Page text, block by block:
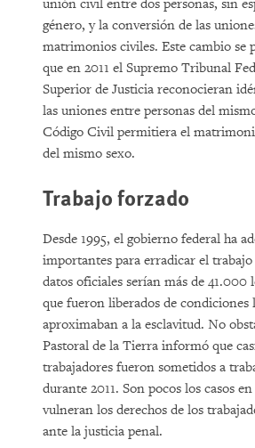
unión civil entre dos personas, sin
género, y la conversión de las
matrimonios civiles. Este cambio se
que en 2011 el Supremo Tribunal
Superior de Justicia reconocieran
las uniones entre personas del
Código Civil permitiera el
del mismo sexo.
Trabajo forzado
Desde 1995, el gobierno federal ha
importantes para erradicar el
datos oficiales serían más de 41.000
que fueron liberados de condiciones
aproximaban a la esclavitud. No
Pastoral de la Tierra informó que
trabajadores fueron sometidos a
durante 2011. Son pocos los casos
vulneran los derechos de los
ante la justicia penal.